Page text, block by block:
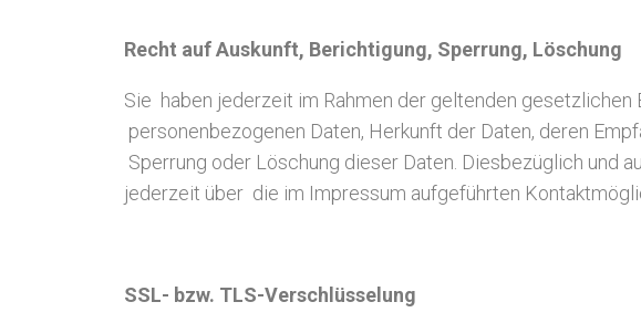
Recht auf Auskunft, Berichtigung, Sperrung, Löschung
Sie haben jederzeit im Rahmen der geltenden
personenbezogenen Daten, Herkunft der Daten, deren
Sperrung oder Löschung dieser Daten. Diesbezüglich und
jederzeit über die im Impressum aufgeführten
SSL- bzw. TLS-Verschlüsselung